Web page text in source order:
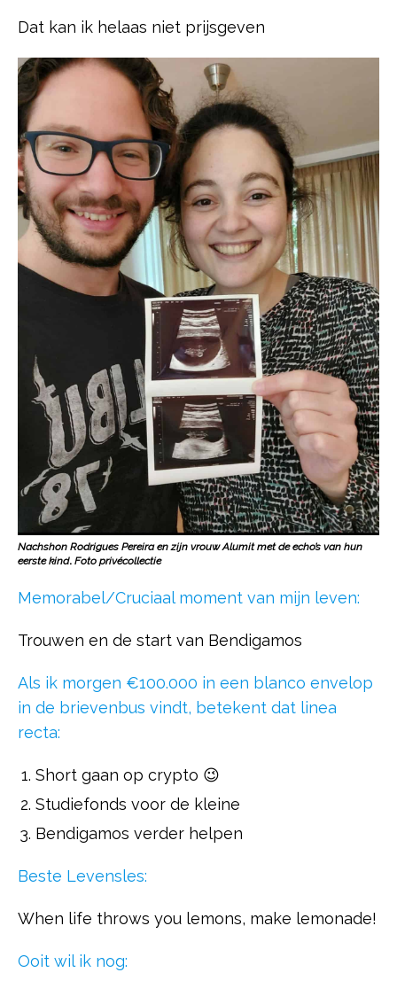
Dat kan ik helaas niet prijsgeven
Nachshon Rodrigues Pereira en zijn vrouw Alumit met de echo’s van hun
eerste kind. Foto privécollectie
Memorabel/Cruciaal moment van mijn leven:
Trouwen en de start van Bendigamos
Als ik morgen €100.000 in een blanco envelop
in de brievenbus vindt, betekent dat linea
recta:
Short gaan op crypto 😉
Studiefonds voor de kleine
Bendigamos verder helpen
Beste Levensles:
When life throws you lemons, make lemonade!
Ooit wil ik nog: